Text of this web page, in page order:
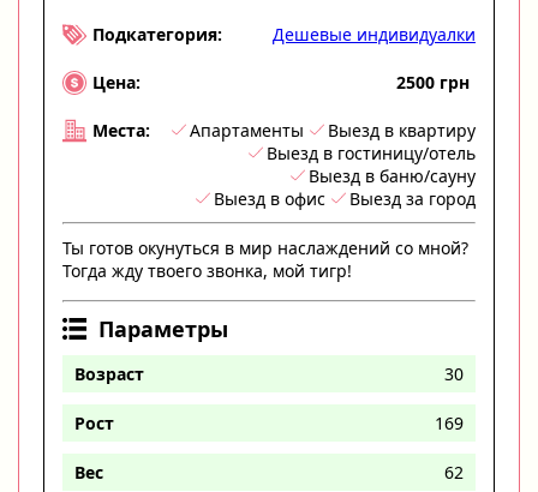
Подкатегория: Дешевые индивидуалки
Цена: 2500 грн
Места: Апартаменты
Выезд в квартиру
Выезд в гостиницу/отель
Выезд в баню/сауну
Выезд в офис
Выезд за город
Ты готов окунуться в мир наслаждений со мной?
Тогда жду твоего звонка, мой тигр!
Параметры
Возраст 30
Рост 169
Вес 62